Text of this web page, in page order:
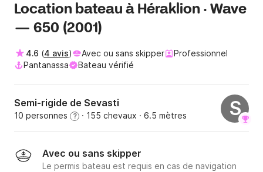
Location bateau à Héraklion · Wave
— 650 (2001)
4.6 (4 avis) Avec ou sans skipper
Professionnel
Pantanassa
Bateau vérifié
Semi-rigide de Sevasti
10 personnes ? · 155 chevaux · 6.5 mètres S
Avec ou sans skipper
Le permis bateau est requis en cas de navigation